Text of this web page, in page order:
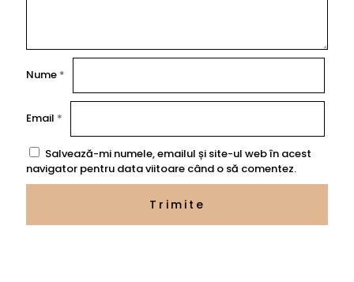
Nume *
Email *
Salvează-mi numele, emailul și site-ul web în acest
navigator pentru data viitoare când o să comentez.